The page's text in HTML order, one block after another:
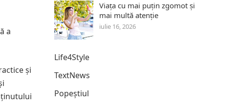
a
și
Viața cu mai puțin zgomot și
mai multă atenție
iulie 16, 2026
Life4Style
TextNews
Popeștiul